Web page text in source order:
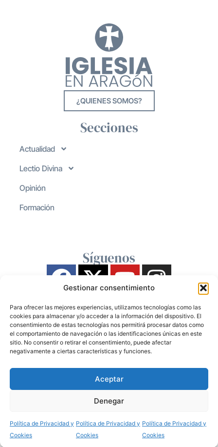
Gestionar consentimiento
Para ofrecer las mejores experiencias, utilizamos tecnologías como las
cookies para almacenar y/o acceder a la información del dispositivo. El
consentimiento de estas tecnologías nos permitirá procesar datos como
el comportamiento de navegación o las identificaciones únicas en este
sitio. No consentir o retirar el consentimiento, puede afectar
negativamente a ciertas características y funciones.
Aceptar
Denegar
Política de Privacidad y
Cookies
Política de Privacidad y
Cookies
Política de Privacidad y
Cookies
¿QUIENES SOMOS?
Secciones
Actualidad
Lectio Divina
Opinión
Formación
Síguenos